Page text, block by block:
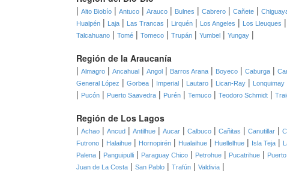
| Alto Biobío | Antuco | Arauco | Bulnes | Cabrero | Cañete |
Hualpén | Laja | Las Trancas | Lirquén | Los Angeles | Los Lleuques |
Talcahuano | Tomé | Tomeco | Trupán | Yumbel | Yungay |
Región de la Araucanía
| Almagro | Ancahual | Angol | Barros Arana | Boyeco | Caburga |
General López | Gorbea | Imperial | Lautaro | Lican-Ray | Lonquimay
| Pucón | Puerto Saavedra | Purén | Temuco | Teodoro Schmidt |
Región de Los Lagos
| Achao | Ancud | Antilhue | Aucar | Calbuco | Cañitas | Canutillar |
Futrono | Halaihue | Hornopirén | Hualaihue | Huellelhue | Isla Teja |
Palena | Panguipulli | Paraguay Chico | Petrohue | Pucatrihue |
Juan de La Costa | San Pablo | Trafún | Valdivia |